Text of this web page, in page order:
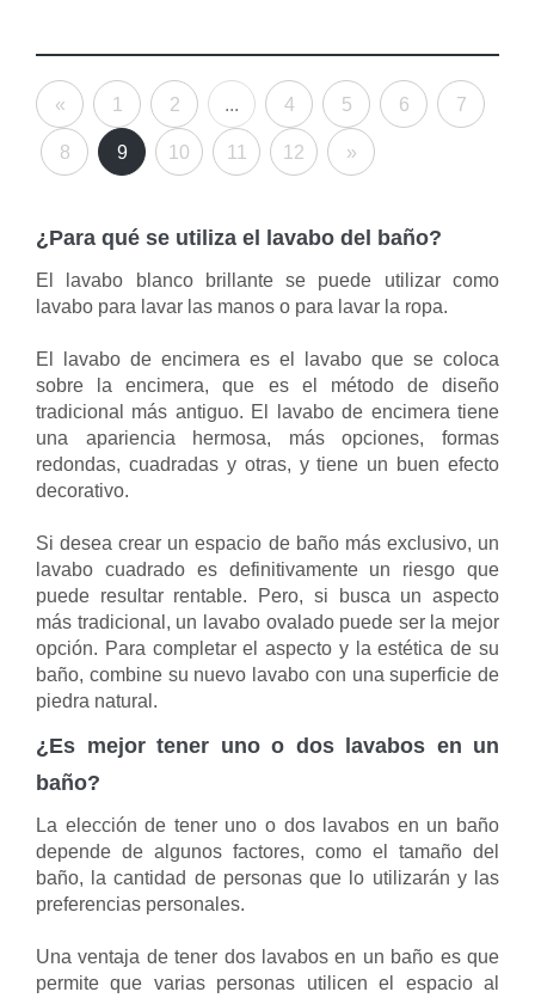
« 1 2 ... 4 5 6 7
8 9 10 11 12 »
¿Para qué se utiliza el lavabo del baño?
El lavabo blanco brillante se puede utilizar como
lavabo para lavar las manos o para lavar la ropa.
El lavabo de encimera es el lavabo que se coloca
sobre la encimera, que es el método de diseño
tradicional más antiguo. El lavabo de encimera tiene
una apariencia hermosa, más opciones, formas
redondas, cuadradas y otras, y tiene un buen efecto
decorativo.
Si desea crear un espacio de baño más exclusivo, un
lavabo cuadrado es definitivamente un riesgo que
puede resultar rentable. Pero, si busca un aspecto
más tradicional, un lavabo ovalado puede ser la mejor
opción. Para completar el aspecto y la estética de su
baño, combine su nuevo lavabo con una superficie de
piedra natural.
¿Es mejor tener uno o dos lavabos en un
baño?
La elección de tener uno o dos lavabos en un baño
depende de algunos factores, como el tamaño del
baño, la cantidad de personas que lo utilizarán y las
preferencias personales.
Una ventaja de tener dos lavabos en un baño es que
permite que varias personas utilicen el espacio al